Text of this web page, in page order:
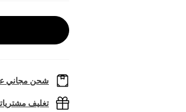
شحن مجاني
تغليف